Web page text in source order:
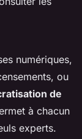
numériques,
ou
de
à chacun
experts.